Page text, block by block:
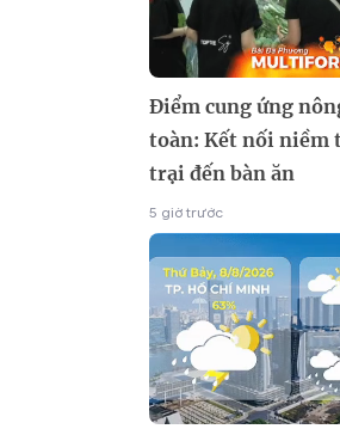
Điểm cung ứng
toàn: Kết nối niềm
trại đến bàn ăn
5 giờ trước